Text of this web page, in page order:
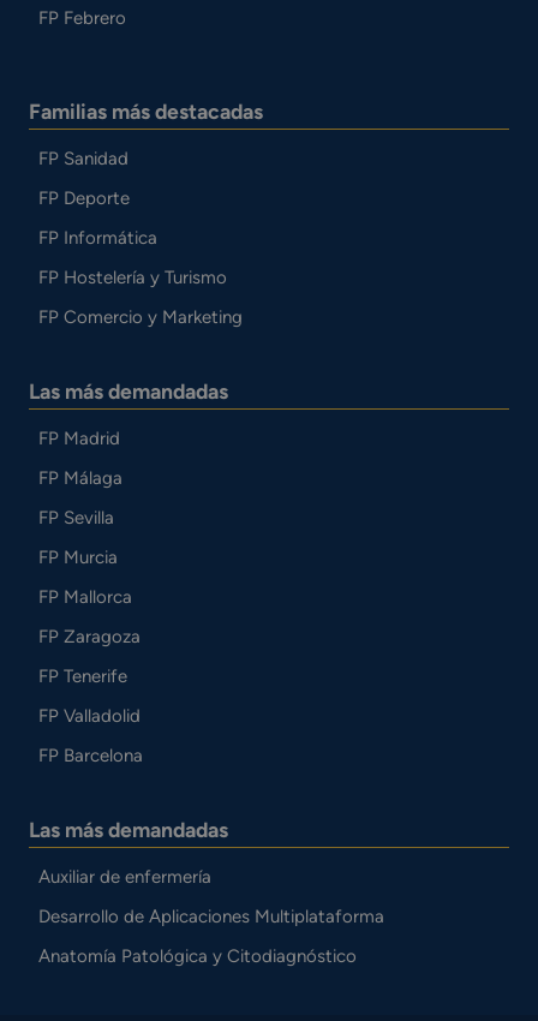
FP Febrero
Familias más destacadas
FP Sanidad
FP Deporte
FP Informática
FP Hostelería y Turismo
FP Comercio y Marketing
Las más demandadas
FP Madrid
FP Málaga
FP Sevilla
FP Murcia
FP Mallorca
FP Zaragoza
FP Tenerife
FP Valladolid
FP Barcelona
Las más demandadas
Auxiliar de enfermería
Desarrollo de Aplicaciones Multiplataforma
Anatomía Patológica y Citodiagnóstico